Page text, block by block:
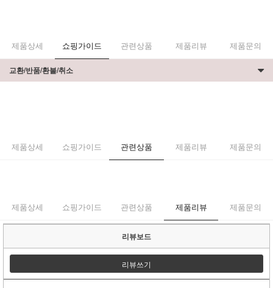
제품상세 쇼핑가이드 관련상품 제품리뷰 제품문의
교환/반품/환불/취소
제품상세 쇼핑가이드 관련상품 제품리뷰 제품문의
제품상세 쇼핑가이드 관련상품 제품리뷰 제품문의
리뷰보드
리뷰쓰기